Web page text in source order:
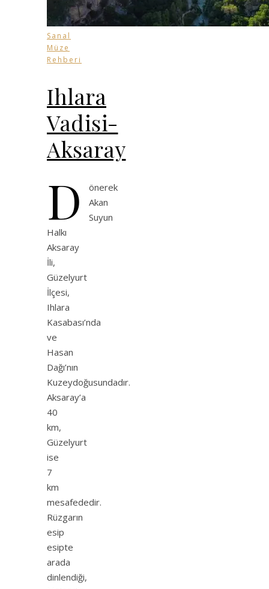
Sanal
Müze
Rehberi
Ihlara
Vadisi-
Aksaray
D
önerek
Akan
Suyun
Halkı
Aksaray
İli,
Güzelyurt
İlçesi,
Ihlara
Kasabası’nda
ve
Hasan
Dağı’nın
Kuzeydoğusundadır.
Aksaray’a
40
km,
Güzelyurt
ise
7
km
mesafededir.
Rüzgarın
esip
esipte
arada
dinlendiği,